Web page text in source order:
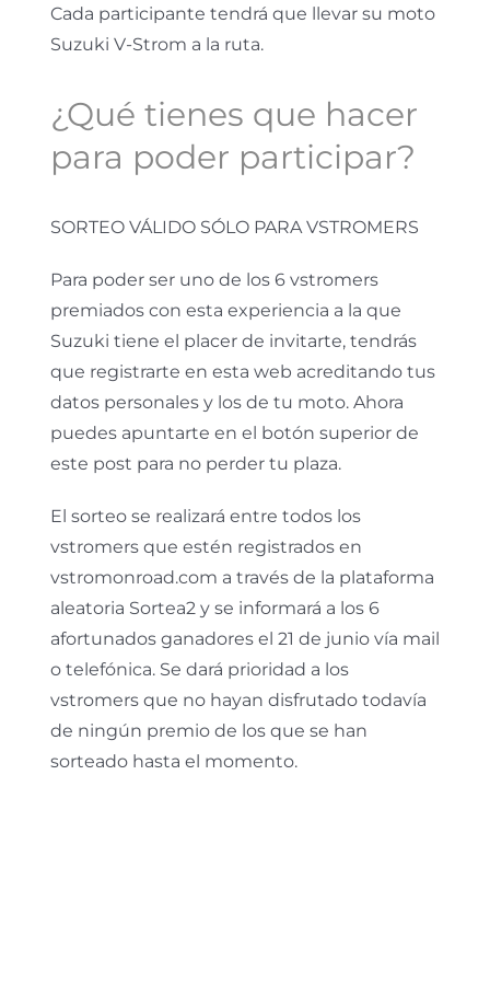
Cada participante tendrá que llevar su moto
Suzuki V-Strom a la ruta.
¿Qué tienes que hacer
para poder participar?
SORTEO VÁLIDO SÓLO PARA VSTROMERS
Para poder ser uno de los 6 vstromers
premiados con esta experiencia a la que
Suzuki tiene el placer de invitarte, tendrás
que registrarte en esta web acreditando tus
datos personales y los de tu moto. Ahora
puedes apuntarte en el botón superior de
este post para no perder tu plaza.
El sorteo se realizará entre todos los
vstromers que estén registrados en
vstromonroad.com a través de la plataforma
aleatoria Sortea2 y se informará a los 6
afortunados ganadores el 21 de junio vía mail
o telefónica. Se dará prioridad a los
vstromers que no hayan disfrutado todavía
de ningún premio de los que se han
sorteado hasta el momento.